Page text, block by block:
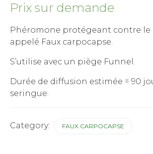
Prix sur demande
Phéromone protégeant contre le
appelé Faux carpocapse.
S’utilise avec un piège Funnel.
Durée de diffusion estimée = 90
seringue.
Category: FAUX CARPOCAPSE